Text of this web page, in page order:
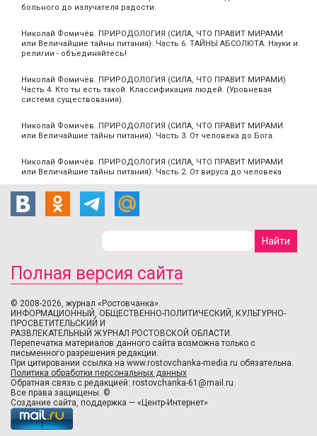
больного до излучателя радости.
Николай Фомичёв. ПРИРОДОЛОГИЯ (СИЛА, ЧТО ПРАВИТ МИРАМИ
или Величайшие тайны питания). Часть 6. ТАЙНЫ АБСОЛЮТА. Науки и
религии - объединяйтесь!
Николай Фомичёв. ПРИРОДОЛОГИЯ (СИЛА, ЧТО ПРАВИТ МИРАМИ)
Часть 4. Кто ты есть такой. Классификация людей. (Уровневая
система существования).
Николай Фомичёв. ПРИРОДОЛОГИЯ (СИЛА, ЧТО ПРАВИТ МИРАМИ
или Величайшие тайны питания). Часть 3. От человека до Бога.
Николай Фомичёв. ПРИРОДОЛОГИЯ (СИЛА, ЧТО ПРАВИТ МИРАМИ
или Величайшие тайны питания). Часть 2. От вируса до человека
Полная версия сайта
© 2008-2026, журнал «Ростовчанка».
ИНФОРМАЦИОННЫЙ, ОБЩЕСТВЕННО-ПОЛИТИЧЕСКИЙ, КУЛЬТУРНО-
ПРОСВЕТИТЕЛЬСКИЙ И
РАЗВЛЕКАТЕЛЬНЫЙ ЖУРНАЛ РОСТОВСКОЙ ОБЛАСТИ.
Перепечатка материалов данного сайта возможна только с
письменного разрешения редакции.
При цитировании ссылка на www.rostovchanka-media.ru обязательна.
Политика обработки персональных данных
Обратная связь с редакцией: rostovchanka-61@mail.ru.
Все права защищены. ©
Создание сайта, поддержка — «Центр-Интернет»